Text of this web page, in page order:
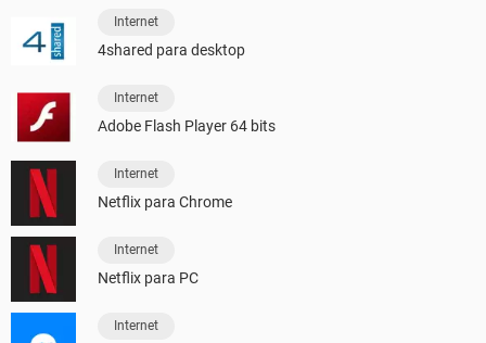
Internet
4shared para desktop
Internet
Adobe Flash Player 64 bits
Internet
Netflix para Chrome
Internet
Netflix para PC
Internet